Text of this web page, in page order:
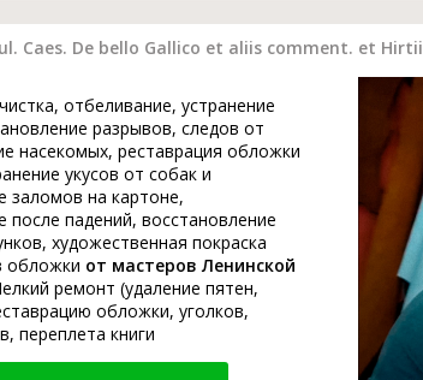
Caes. De bello Gallico et aliis comment. et Hirtii
отбеливание, устранение
разрывов, следов от
насекомых, реставрация обложки
укусов от собак и
заломов на картоне,
после падений, восстановление
художественная покраска
обложки от мастеров Ленинской
ремонт (удаление пятен,
обложки, уголков,
переплета книги